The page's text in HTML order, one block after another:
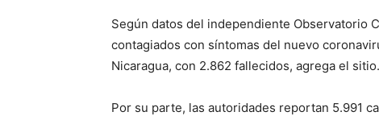
Según datos del independiente Observatorio
contagiados con síntomas del nuevo
Nicaragua, con 2.862 fallecidos, agrega el sitio.
Por su parte, las autoridades reportan 5.991